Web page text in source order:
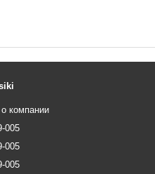
компании
005
005
005